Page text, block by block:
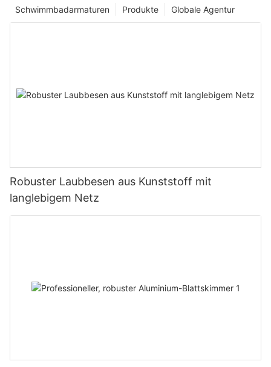
Globale Agentur
Produkte
Schwimmbadarmaturen
Robuster Laubbesen aus Kunststoff mit
langlebigem Netz